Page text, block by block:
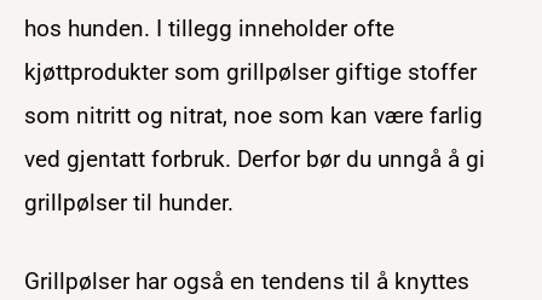
hos hunden. I tillegg inneholder ofte
kjøttprodukter som grillpølser giftige stoffer
som nitritt og nitrat, noe som kan være farlig
ved gjentatt forbruk. Derfor bør du unngå å gi
grillpølser til hunder.
Grillpølser har også en tendens til å knyttes